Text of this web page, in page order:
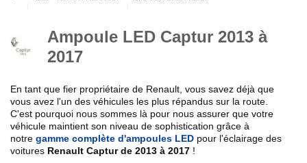
Ampoule LED Captur 2013 à
2017
En tant que fier propriétaire de Renault, vous savez déjà que
vous avez l'un des véhicules les plus répandus sur la route.
C'est pourquoi nous sommes là pour nous assurer que votre
véhicule maintient son niveau de sophistication grâce à
notre gamme complète d'ampoules LED pour l'éclairage des
voitures Renault Captur de 2013 à 2017 !